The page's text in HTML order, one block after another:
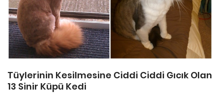
Tüylerinin Kesilmesine Ciddi Ciddi Gıcık Olan
13 Sinir Küpü Kedi